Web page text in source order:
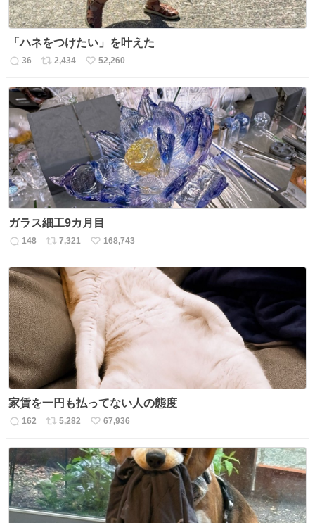
「ハネをつけたい」を叶えた
返
数
36
リ
ス
ト
2,434
い
ね
52,260
ガラス細工9カ月目
返
数
148
リ
ス
ト
数
7,321
い
ね
数
168,743
家賃を一円も払ってない人の態度
返
162
リ
ト
数
5,282
い
ね
数
67,936